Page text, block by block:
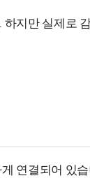
지만 실제로
연결되어 있